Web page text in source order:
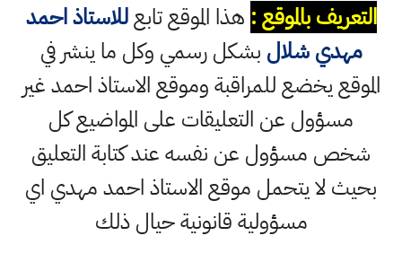
التعريف بالموقع : هذا الموقع تابعللاستاذ احمد
مهدي شلال بشكل رسمي وكل ما ينشر في
الموقع يخضع للمراقبة وموقع الاستاذ احمد غير
مسؤول عن التعليقات على المواضيع كل
شخص مسؤول عن نفسه عند كتابة التعليق
بحيث لا يتحمل موقع الاستاذ احمد مهدي اي
مسؤولية قانونية حيال ذلك